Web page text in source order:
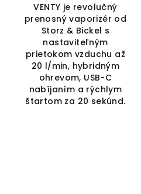
VENTY je revolučný
prenosný vaporizér od
Storz & Bickel s
nastaviteľným
prietokom vzduchu až
20 l/min, hybridným
ohrevom, USB-C
nabíjaním a rýchlym
štartom za 20 sekúnd.